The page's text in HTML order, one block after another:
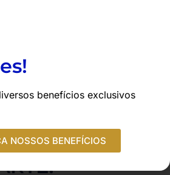
têm acesso a esse espaço
de desenvolvimento,
quanto coletivo.
benefícios exclusivos
NOSSOS BENEFÍCIOS